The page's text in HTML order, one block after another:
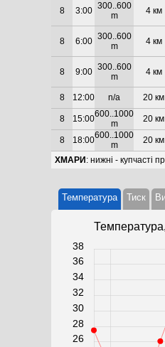
8 3:00 300..600
m
4 км
8 6:00 300..600
m
4 км
8 9:00 300..600
m
4 км
8 12:00 n/a 20 км
8 15:00600..1000
m
20 км
8 18:00600..1000
m
20 км
ХМАРИ : нижні - купчасті
Температура Тиск
26
28
30
32
34
36
38